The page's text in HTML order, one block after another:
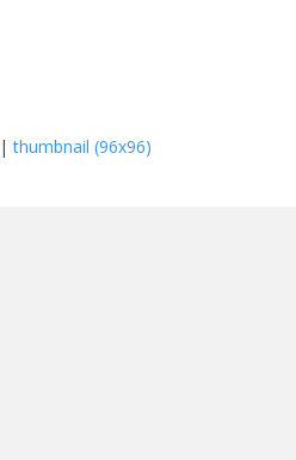
|thumbnail (96x96)